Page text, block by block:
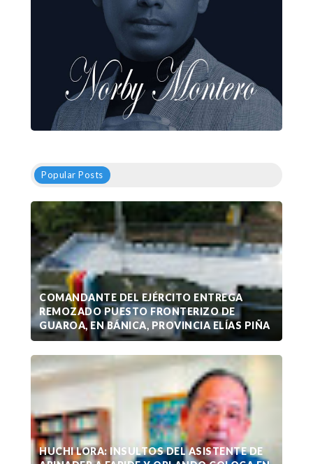
Popular Posts
COMANDANTE DEL EJÉRCITO ENTREGA
REMOZADO PUESTO FRONTERIZO DE
GUAROA, EN BÁNICA, PROVINCIA ELÍAS PIÑA
HUCHI LORA: INSULTOS DEL ASISTENTE DE